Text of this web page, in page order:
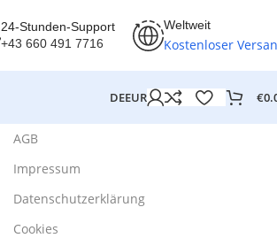
24-Stunden-Support
+43 660 491 7716
Weltweit
Kostenloser
DEEUR €
AGB
Impressum
Datenschutzerklärung
Cookies